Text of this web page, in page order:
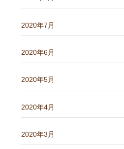
2020年7月
2020年6月
2020年5月
2020年4月
2020年3月